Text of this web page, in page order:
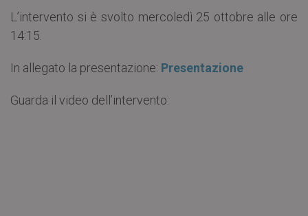
L’intervento si è svolto mercoledì 25 ottobre alle ore
14:15.
In allegato la presentazione: Presentazione
Guarda il video dell’intervento: